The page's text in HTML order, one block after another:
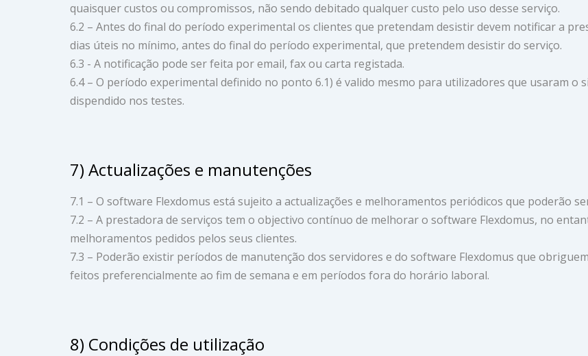
quaisquer custos ou compromissos, não sendo debitado qualquer custo pelo uso desse serviço.
6.2 – Antes do final do período experimental os clientes que pretendam desistir devem notificar a
dias úteis no mínimo, antes do final do período experimental, que pretendem desistir do serviço.
6.3 - A notificação pode ser feita por email, fax ou carta registada.
6.4 – O período experimental definido no ponto 6.1) é valido mesmo para utilizadores que usaram o
dispendido nos testes.
7) Actualizações e manutenções
7.1 – O software Flexdomus está sujeito a actualizações e melhoramentos periódicos que poderão
7.2 – A prestadora de serviços tem o objectivo contínuo de melhorar o software Flexdomus, no
melhoramentos pedidos pelos seus clientes.
7.3 – Poderão existir períodos de manutenção dos servidores e do software Flexdomus que
feitos preferencialmente ao fim de semana e em períodos fora do horário laboral.
8) Condições de utilização